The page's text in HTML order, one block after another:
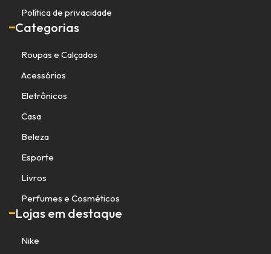
Política de privacidade
Categorias
Roupas e Calçados
Acessórios
Eletrônicos
Casa
Beleza
Esporte
Livros
Perfumes e Cosméticos
Lojas em destaque
Nike